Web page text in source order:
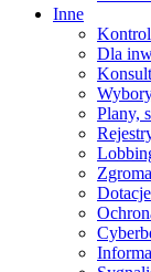
Inne
Dla
Plany,
Dotacje